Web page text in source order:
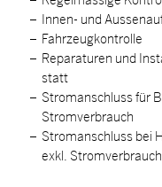
In­nen- und
Fahr­zeug­kon­trol­le
Reparaturen und
statt
Strom­an­schluss für
Strom­ver­brauch
Strom­an­schluss bei
exkl. Strom­ver­brauch